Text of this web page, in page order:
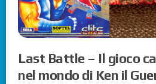
Last Battle – Il gioco
nel mondo di Ken il